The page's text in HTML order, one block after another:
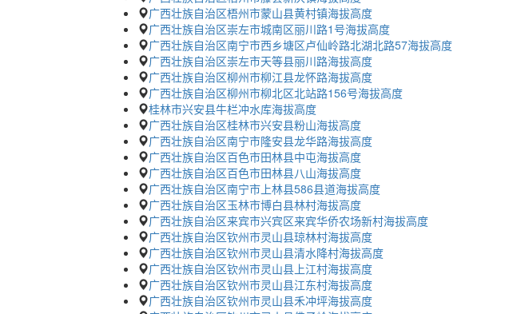
广西壮族自治区梧州市蒙山县黄村镇海拔高度
广西壮族自治区崇左市城南区丽川路1号海拔高度
广西壮族自治区南宁市西乡塘区卢仙岭路北湖北路57海拔高度
广西壮族自治区崇左市天等县丽川路海拔高度
广西壮族自治区柳州市柳江县龙怀路海拔高度
广西壮族自治区柳州市柳北区北站路156号海拔高度
桂林市兴安县牛栏冲水库海拔高度
广西壮族自治区桂林市兴安县粉山海拔高度
广西壮族自治区南宁市隆安县龙华路海拔高度
广西壮族自治区百色市田林县中屯海拔高度
广西壮族自治区百色市田林县八山海拔高度
广西壮族自治区南宁市上林县586县道海拔高度
广西壮族自治区玉林市博白县林村海拔高度
广西壮族自治区来宾市兴宾区来宾华侨农场新村海拔高度
广西壮族自治区钦州市灵山县琼林村海拔高度
广西壮族自治区钦州市灵山县清水降村海拔高度
广西壮族自治区钦州市灵山县上江村海拔高度
广西壮族自治区钦州市灵山县江东村海拔高度
广西壮族自治区钦州市灵山县禾冲坪海拔高度